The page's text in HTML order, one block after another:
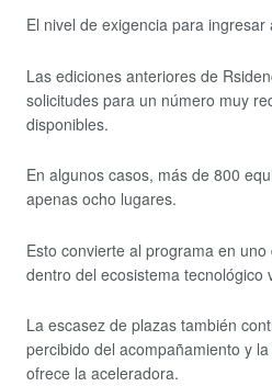
El nivel de exigencia para
Las ediciones anteriores de
solicitudes para un número muy
disponibles.
En algunos casos, más de 800
apenas ocho lugares.
Esto convierte al programa en
dentro del ecosistema tecnológico
La escasez de plazas también
percibido del acompañamiento y
ofrece la aceleradora.